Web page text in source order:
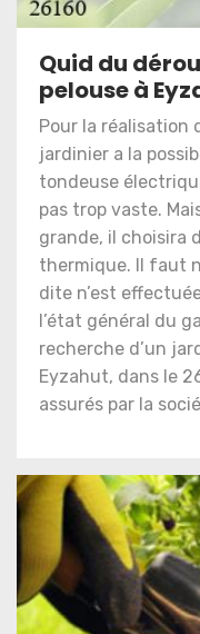
Quid du
pelouse à
Pour la réalisation
jardinier a la
tondeuse
pas trop vaste.
grande, il choisira
thermique. Il faut
dite n’est
l’état général du
recherche d’un
Eyzahut, dans le
assurés par la